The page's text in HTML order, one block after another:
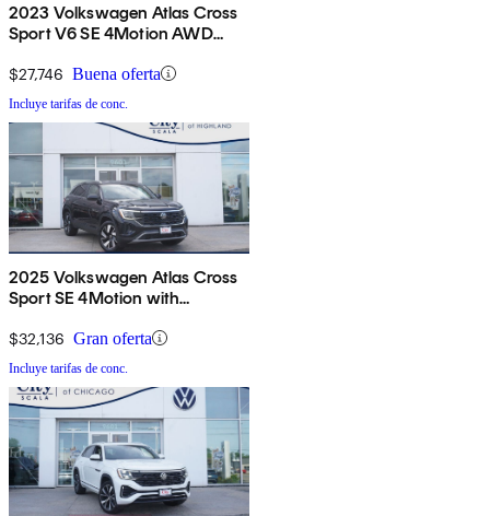
2023 Volkswagen Atlas Cross
Sport V6 SE 4Motion AWD
$27,746 Buena oferta
Incluye tarifas de conc.
2025 Volkswagen Atlas Cross
Sport SE 4Motion with
$32,136 Gran oferta
Incluye tarifas de conc.